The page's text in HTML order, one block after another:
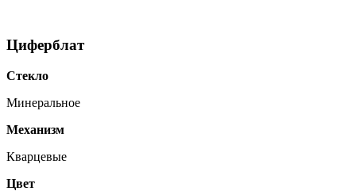
Циферблат
Стекло
Минеральное
Механизм
Кварцевые
Цвет